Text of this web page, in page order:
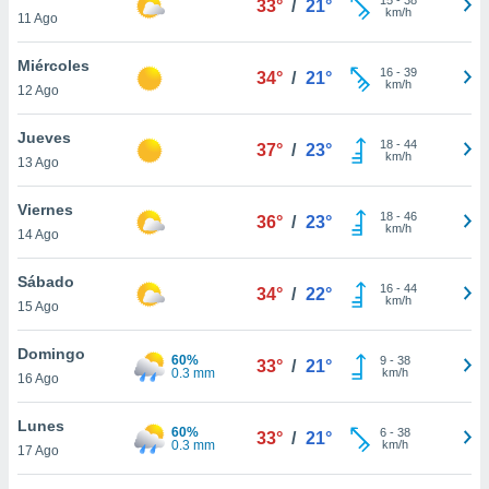
más
nuestra
y
de
disponible
cookies
aceptar
11 Ago
33° / 21°
km/h
Miércoles
12 Ago
34° / 21° 16- 39
km/h
Jueves
13 Ago
37° / 23° 18- 44
km/h
Viernes
14 Ago
36° / 23° 18- 46
km/h
Sábado
15 Ago
34° / 22° 16- 44
km/h
Domingo
16 Ago
60%
0.3 mm
33° / 21° 9- 38
km/h
Lunes
17 Ago
60%
0.3 mm
33° / 21° 6- 38
km/h